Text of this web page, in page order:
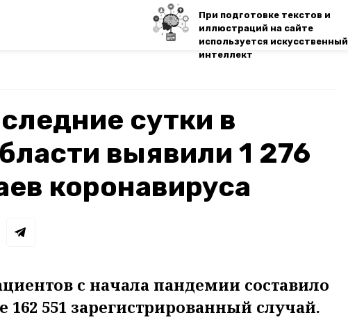
При подготовке текстов и
иллюстраций на сайте
используется искусственный
интеллект
сутки в
выявили 1 276
коронавируса
с начала пандемии составило
162 551 зарегистрированный случай.